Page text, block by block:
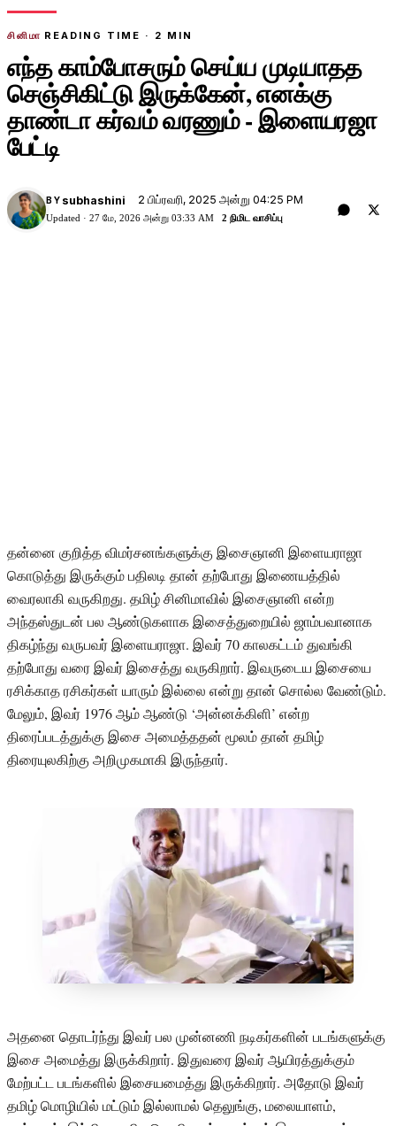
சினிமா READING TIME · 2 MIN
எந்த காம்போசரும் செய்ய முடியாதத
செஞ்சிகிட்டு இருக்கேன், எனக்கு
தாண்டா கர்வம் வரணும் - இளையரஜா
பேட்டி
BY subhashini 2 பிப்ரவரி, 2025 அன்று 04:25 PM
Updated · 27 மே, 2026 அன்று 03:33 AM 2 நிமிட வாசிப்பு
தன்னை குறித்த விமர்சனங்களுக்கு இசைஞானி இளையராஜா
கொடுத்து இருக்கும் பதிலடி தான் தற்போது இணையத்தில்
வைரலாகி வருகிறது. தமிழ் சினிமாவில் இசைஞானி என்ற
அந்தஸ்துடன் பல ஆண்டுகளாக இசைத்துறையில் ஜாம்பவானாக
திகழ்ந்து வருபவர் இளையராஜா. இவர் 70 காலகட்டம் துவங்கி
தற்போது வரை இவர் இசைத்து வருகிறார். இவருடைய இசையை
ரசிக்காத ரசிகர்கள் யாரும் இல்லை என்று தான் சொல்ல வேண்டும்.
மேலும், இவர் 1976 ஆம் ஆண்டு ‘அன்னக்கிளி’ என்ற
திரைப்படத்துக்கு இசை அமைத்ததன் மூலம் தான் தமிழ்
திரையுலகிற்கு அறிமுகமாகி இருந்தார்.
அதனை தொடர்ந்து இவர் பல முன்னணி நடிகர்களின் படங்களுக்கு
இசை அமைத்து இருக்கிறார். இதுவரை இவர் ஆயிரத்துக்கும்
மேற்பட்ட படங்களில் இசையமைத்து இருக்கிறார். அதோடு இவர்
தமிழ் மொழியில் மட்டும் இல்லாமல் தெலுங்கு, மலையாளம்,